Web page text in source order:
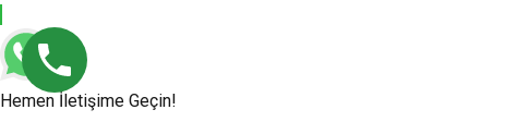
Hemen İletişime Geçin!